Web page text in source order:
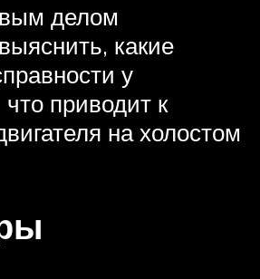
делом
какие
у
приводит к
на холостом